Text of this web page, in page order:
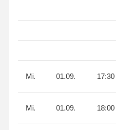
Mi. 01.09. 17:30
Mi. 01.09. 18:00